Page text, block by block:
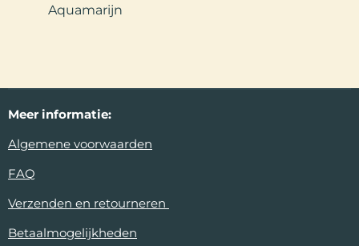
Aquamarijn
Meer informatie:
Algemene voorwaarden
FAQ
Verzenden en retourneren
Betaalmogelijkheden